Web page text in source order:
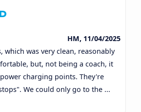
HM, 11/04/2025
which was very clean, reasonably
but, not being a coach, it
charging points. They're
We could only go to the ...